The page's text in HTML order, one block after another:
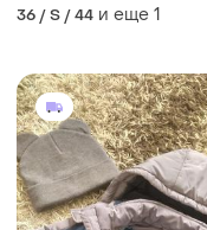
36 / S / 44 и еще 1